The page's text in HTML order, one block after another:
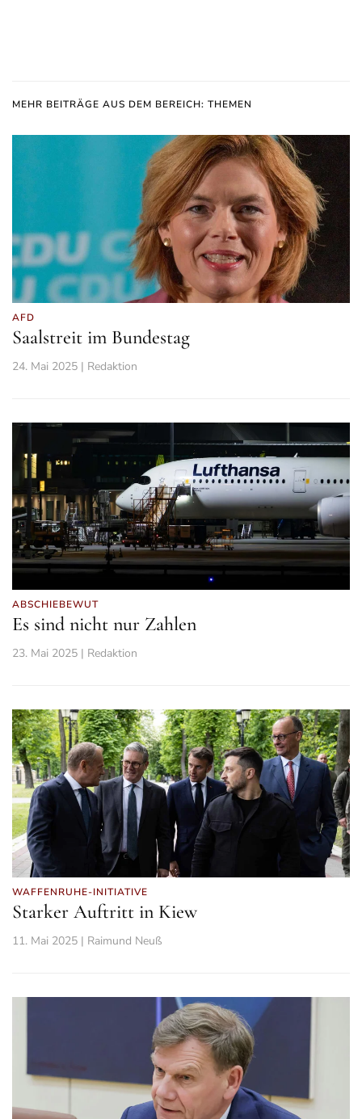
MEHR BEITRÄGE AUS DEM BEREICH: THEMEN
AFD
Saalstreit im Bundestag
24. Mai 2025 | Redaktion
ABSCHIEBEWUT
Es sind nicht nur Zahlen
23. Mai 2025 | Redaktion
WAFFENRUHE-INITIATIVE
Starker Auftritt in Kiew
11. Mai 2025 | Raimund Neuß